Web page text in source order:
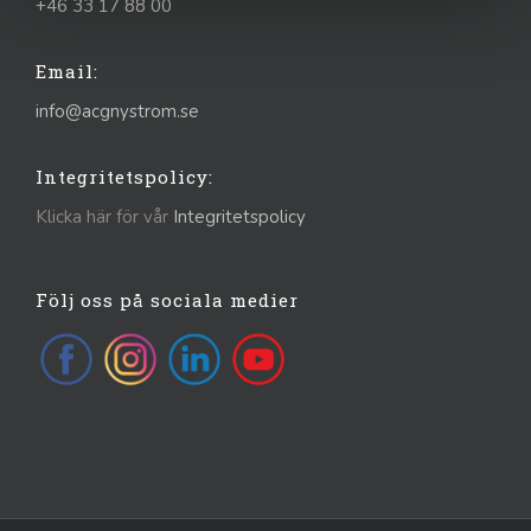
+46 33 17 88 00
Email:
info@acgnystrom.se
Integritetspolicy:
Klicka här för vår Integritetspolicy
Följ oss på sociala medier